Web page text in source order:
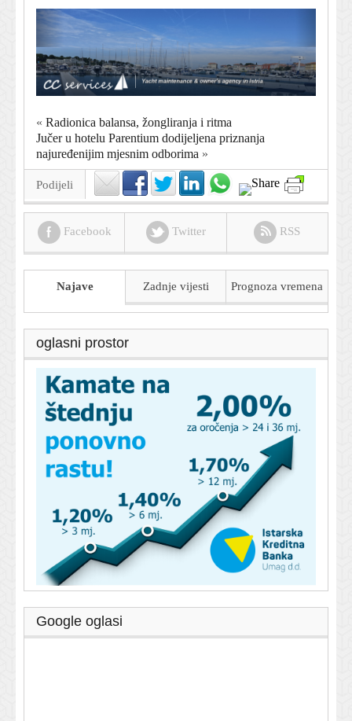
« Radionica balansa, žongliranja i ritma
Jučer u hotelu Parentium dodijeljena priznanja
najuređenijim mjesnim odborima »
Podijeli
Facebook Twitter RSS
Najave Zadnje vijesti Prognoza vremena
oglasni prostor
Google oglasi